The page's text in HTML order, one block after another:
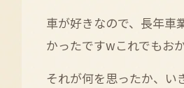
車が好きなので、長年
かったですwこれでもお
それが何を思ったか、い